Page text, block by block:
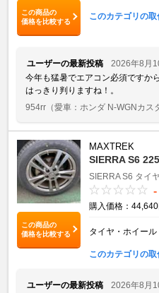
この商品の
価格を比較する
このカテゴリの
ユーザーの最新投稿
2026年8月
今年も猛暑でエアコン必須ですか
はっきり判りますね！。
954rr （愛車：ホンダ N-WGNカス
この商品の
価格を比較する
MAXTREK
SIERRA S6
SIERRA S6 タイ
-
購入価格：
タイヤ・ホイール
このカテゴリの
ユーザーの最新投稿
2026年8月